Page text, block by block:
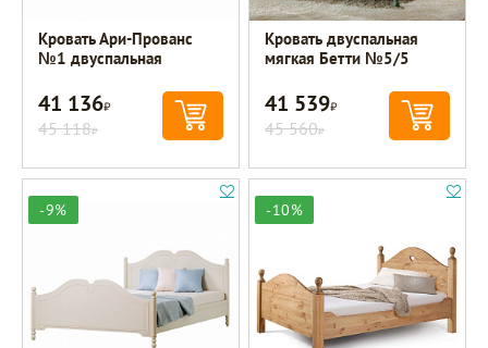
Кровать Ари-Прованс
№1 двуспальная
41 136Р
45 118Р
Кровать двуспальная
мягкая Бетти №5/5
41 539Р
45 560Р
-9% -10%